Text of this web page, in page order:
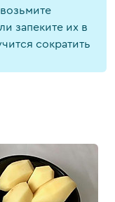
запеките их в
сократить